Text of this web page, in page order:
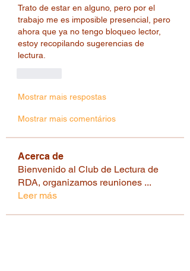
Trato de estar en alguno, pero por el
trabajo me es imposible presencial, pero
ahora que ya no tengo bloqueo lector,
estoy recopilando sugerencias de
lectura.
Mostrar mais respostas
Mostrar mais comentários
Acerca de
Bienvenido al Club de Lectura de
RDA, organizamos reuniones ...
Leer más